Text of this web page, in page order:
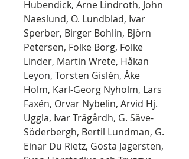
Hubendick, Arne Lindroth, John
Naeslund, O. Lundblad, Ivar
Sperber, Birger Bohlin, Björn
Petersen, Folke Borg, Folke
Linder, Martin Wrete, Håkan
Leyon, Torsten Gislén, Åke
Holm, Karl-Georg Nyholm, Lars
Faxén, Orvar Nybelin, Arvid Hj.
Uggla, Ivar Trägårdh, G. Säve-
Söderbergh, Bertil Lundman, G.
Einar Du Rietz, Gösta Jägersten,